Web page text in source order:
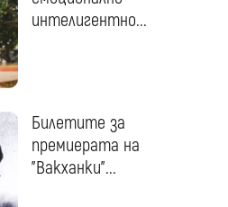
интелигентно...
Билетите за
премиерата на
"Вакханки"...